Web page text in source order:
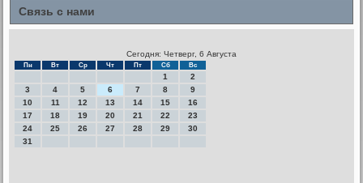
Связь с нами
Сегодня: Четверг, 6 Августа
Пн Вт Ср Чт Пт Сб Вс
1
2
3
4 5 6 7 8
9
10
11 12 13 14 15
16
17
18 19 20 21 22
23
24
25 26 27 28 29
30
31